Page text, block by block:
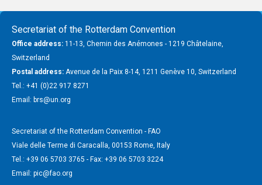
Secretariat of the Rotterdam Convention
Office address: 11-13, Chemin des Anémones - 1219 Châtelaine,
Switzerland
Postal address: Avenue de la Paix 8-14, 1211 Genève 10, Switzerland
Tel.: +41 (0)22 917 8271
Email: brs@un.org
Secretariat of the Rotterdam Convention - FAO
Viale delle Terme di Caracalla, 00153 Rome, Italy
Tel.: +39 06 5703 3765 - Fax: +39 06 5703 3224
Email: pic@fao.org